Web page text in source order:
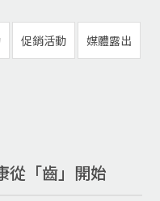
促銷活動 媒體露出
從「齒」開始